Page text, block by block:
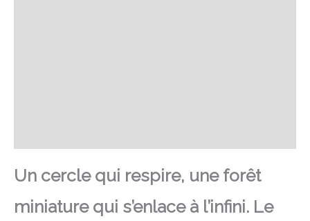
Un cercle qui respire, une forêt
miniature qui s’enlace à l’infini. Le